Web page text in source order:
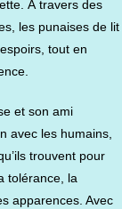
À travers des
les punaises de lit
tout en
et son ami
avec les humains,
trouvent pour
tolérance, la
apparences. Avec